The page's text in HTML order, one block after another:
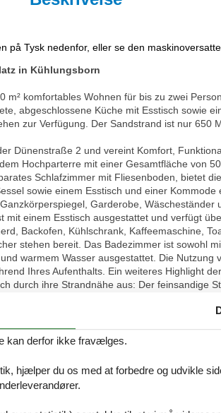
på Tysk nedenfor, eller se den
in Kühlungsborn
komfortables Wohnen für bis zu zwei
abgeschlossene Küche mit Esstisch sowie
zur Verfügung. Der Sandstrand ist nur 650
Dünenstraße 2 und vereint Komfort,
Hochparterre mit einer Gesamtfläche von
Schlafzimmer mit Fliesenboden, bietet
sowie einem Esstisch und einer
Garderobe, Wäscheständer
einem Esstisch ausgestattet und verfügt
Backofen, Kühlschrank, Kaffeemaschine,
stehen bereit. Das Badezimmer ist sowohl
warmem Wasser ausgestattet. Die Nutzung
Ihres Aufenthalts. Ein weiteres Highlight
durch ihre Strandnähe aus: Der feinsandige
können. Einkaufsmöglichkeiten erreichen
und kulinarische Vielfalt garantiert. Für
in der Unterkunft gewährleistet.
Zugang ermöglicht. Die gesamte
Urlauber, die Komfort und Unabhängigkeit
Ihren Aufenthalt in der Ferienwohnung
kan derfor ikke fravælges.
hjælper du os med at forbedre og udvikle